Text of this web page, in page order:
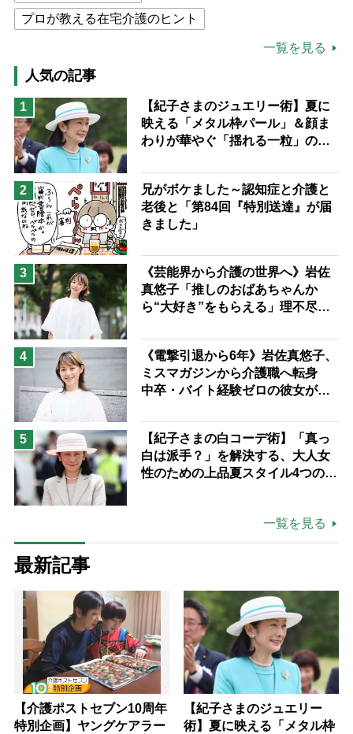
プロが教える在宅介護のヒント
高木ブー
ケアマネジャー
猫が母になつきません
息子の遠距離介護サバイバル術
兄がボケました
予防法
一覧を見る
人気の記事
1
【紀子さまのジュエリー術】夏に
映える「メタル枠パール」＆顔ま
わりが華やぐ「揺れる一粒」の使
2
兄がボケました～認知症と介護と
老後と「第84回『特別送達』が届
きました」
3
《芸能界から介護の世界へ》岩佐
真悠子「推しのおばあちゃんか
ら“大好き”をもらえる」理不尽さ
場は「愛おしい」
4
《電撃引退から6年》岩佐真悠子、
ミスマガジンから介護職へ転身
中卒・バイト経験ゼロの彼女が見
ながら自分らしくいられる」
5
【紀子さまの白コーデ術】「真っ
白は派手？」を解決する、大人女
性のための上品夏スタイル4つのコ
一覧を見る
最新記事
【介護ポストセブン10周年
特別企画】ヤングケアラー
【紀子さまのジュエリー
術】夏に映える「メタル枠